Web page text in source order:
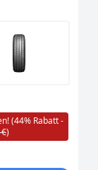
(44% Rabatt -
)